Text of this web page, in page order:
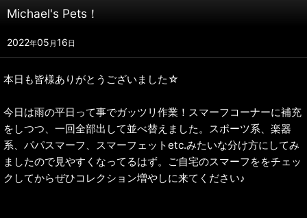
Michael's Pets！
2022年05 月16日
本日も皆様ありがとうございました☆
今日は雨の平日って事でガッツリ作業！スマーフコーナーに補充
をしつつ、一回全部出して並べ替えました。スポーツ系、楽器
系、パパスマーフ、スマーフェットetc.みたいな分け方にしてみ
ましたので見やすくなってるはず。ご自宅のスマーフををチェッ
クしてからぜひコレクション増やしに来てください♪